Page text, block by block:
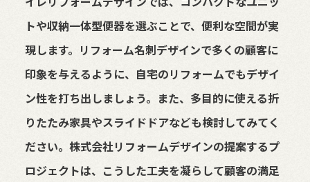
トや収納一体型便器を選ぶことで、便利な空間が実
現します。リフォーム名刺デザインで多くの顧客に
印象を与えるように、自宅のリフォームでもデザイ
ン性を打ち出しましょう。また、多目的に使える折
りたたみ家具やスライドドアなども検討してみてく
ださい。株式会社リフォームデザインの提案するプ
ロジェクトは、こうした工夫を凝らして顧客の満足